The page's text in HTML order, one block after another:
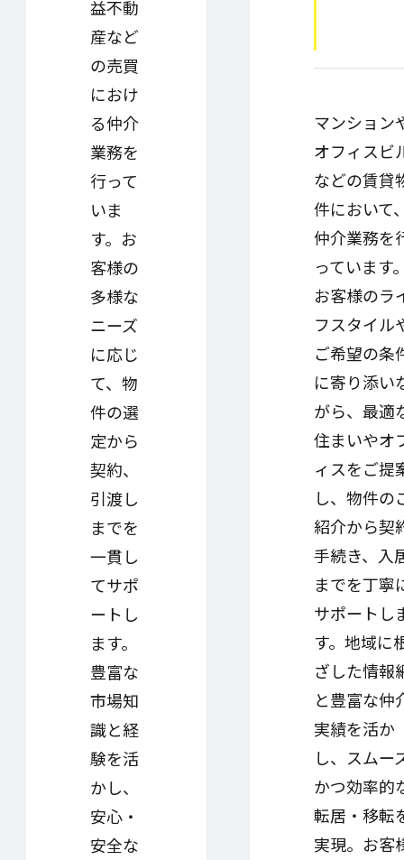
益不動
産など
の売買
におけ
る仲介
業務を
行って
いま
す。お
客様の
多様な
ニーズ
に応じ
て、物
件の選
定から
契約、
引渡し
までを
一貫し
てサポ
ートし
ます。
豊富な
市場知
識と経
験を活
かし、
安心・
安全な
マンション
オフィスビ
などの賃貸
件において
仲介業務を
っています
お客様のラ
フスタイル
ご希望の条
に寄り添い
がら、最適
住まいやオ
ィスをご提
し、物件の
紹介から契
手続き、入
までを丁寧
サポートし
す。地域に
ざした情報
と豊富な仲
実績を活か
し、スムー
かつ効率的
転居・移転
実現。お客